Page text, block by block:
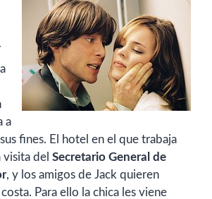
a
fines. El hotel en el que trabaja
visita del Secretario General de
, y los amigos de Jack quieren
Para ello la chica les viene